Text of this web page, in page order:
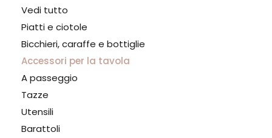
Vedi tutto
Piatti e ciotole
Bicchieri, caraffe e bottiglie
Accessori per la tavola
A passeggio
Tazze
Utensili
Barattoli